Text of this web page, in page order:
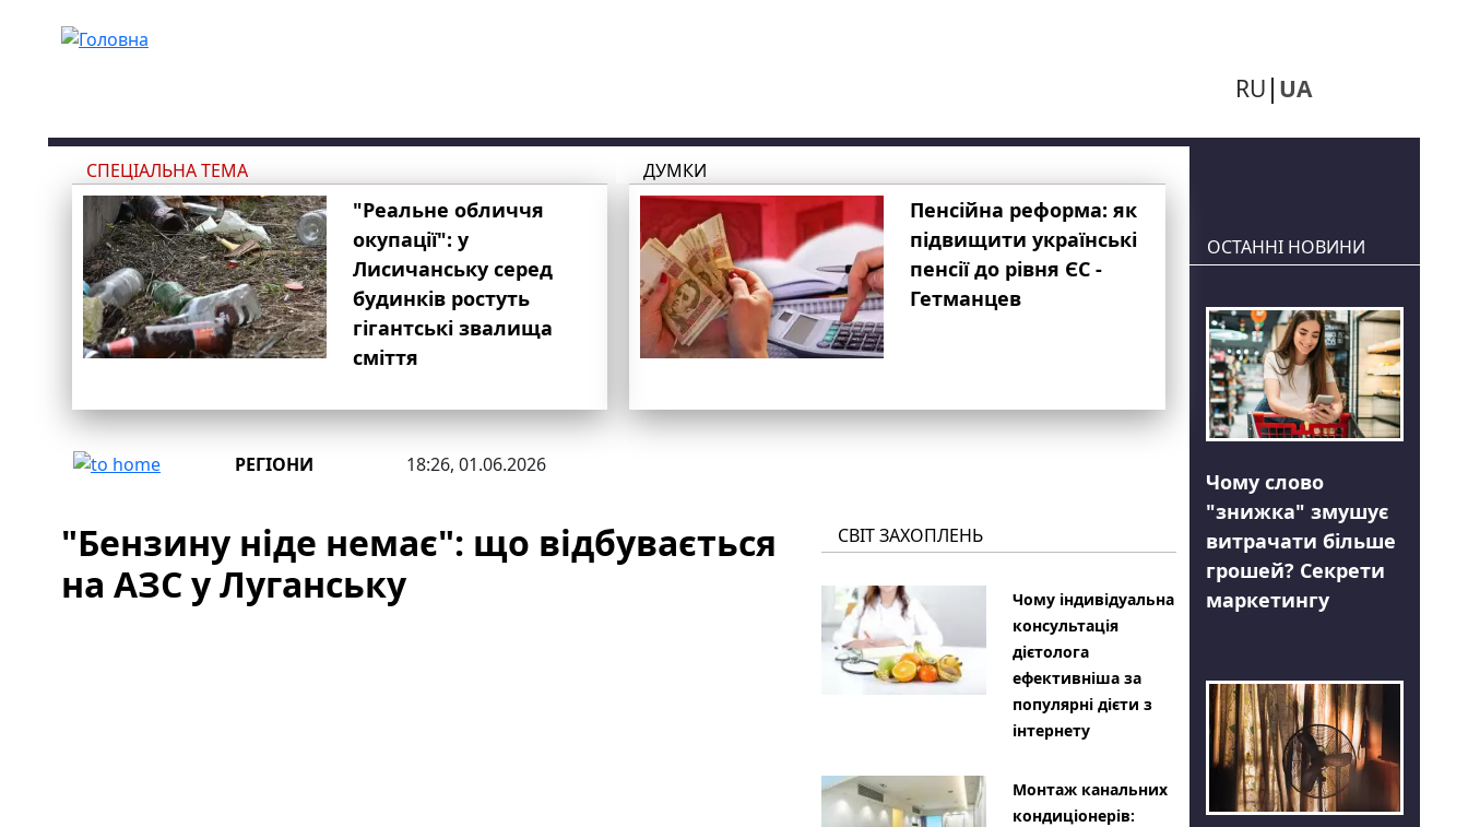
RU UA
СПЕЦІАЛЬНА ТЕМА
"Реальне обличчя
окупації": у
Лисичанську серед
будинків ростуть
гігантські звалища
сміття
ДУМКИ
Пенсійна реформа: як
підвищити українські
пенсії до рівня ЄС -
Гетманцев
РЕГІОНИ 18:26, 01.06.2026
"Бензину ніде немає": що відбувається
на АЗС у Луганську
СВІТ ЗАХОПЛЕНЬ
Чому індивідуальна
консультація
дієтолога
ефективніша за
популярні дієти з
інтернету
Монтаж канальних
кондиціонерів:
ОСТАННІ НОВИНИ
Чому слово
"знижка" змушує
витрачати більше
грошей? Секрети
маркетингу